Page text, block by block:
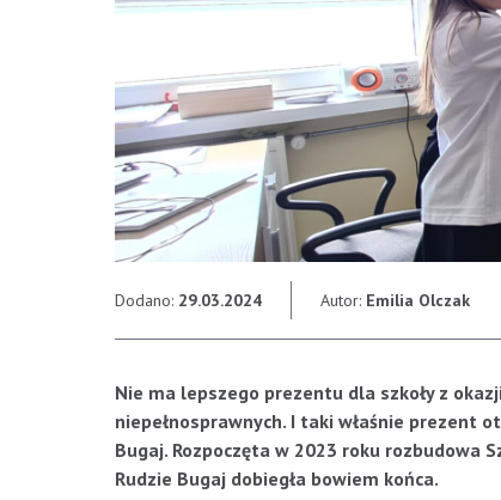
Dodano: 29.03.2024 Autor: Emilia Olczak
Nie ma lepszego prezentu dla szkoły z
niepełnosprawnych. I taki właśnie prezent
Bugaj. Rozpoczęta w 2023 roku rozbudowa
Rudzie Bugaj dobiegła bowiem końca.